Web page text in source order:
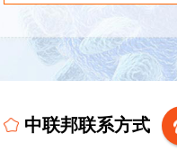
中联邦联系方式